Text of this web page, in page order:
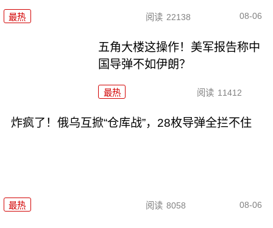
最热 阅读 22138 08-06
五角大楼这操作！美军报告称中
国导弹不如伊朗？
最热 阅读 11412
炸疯了！俄乌互掀“仓库战”，28枚导弹全拦不住
最热 阅读 8058 08-06